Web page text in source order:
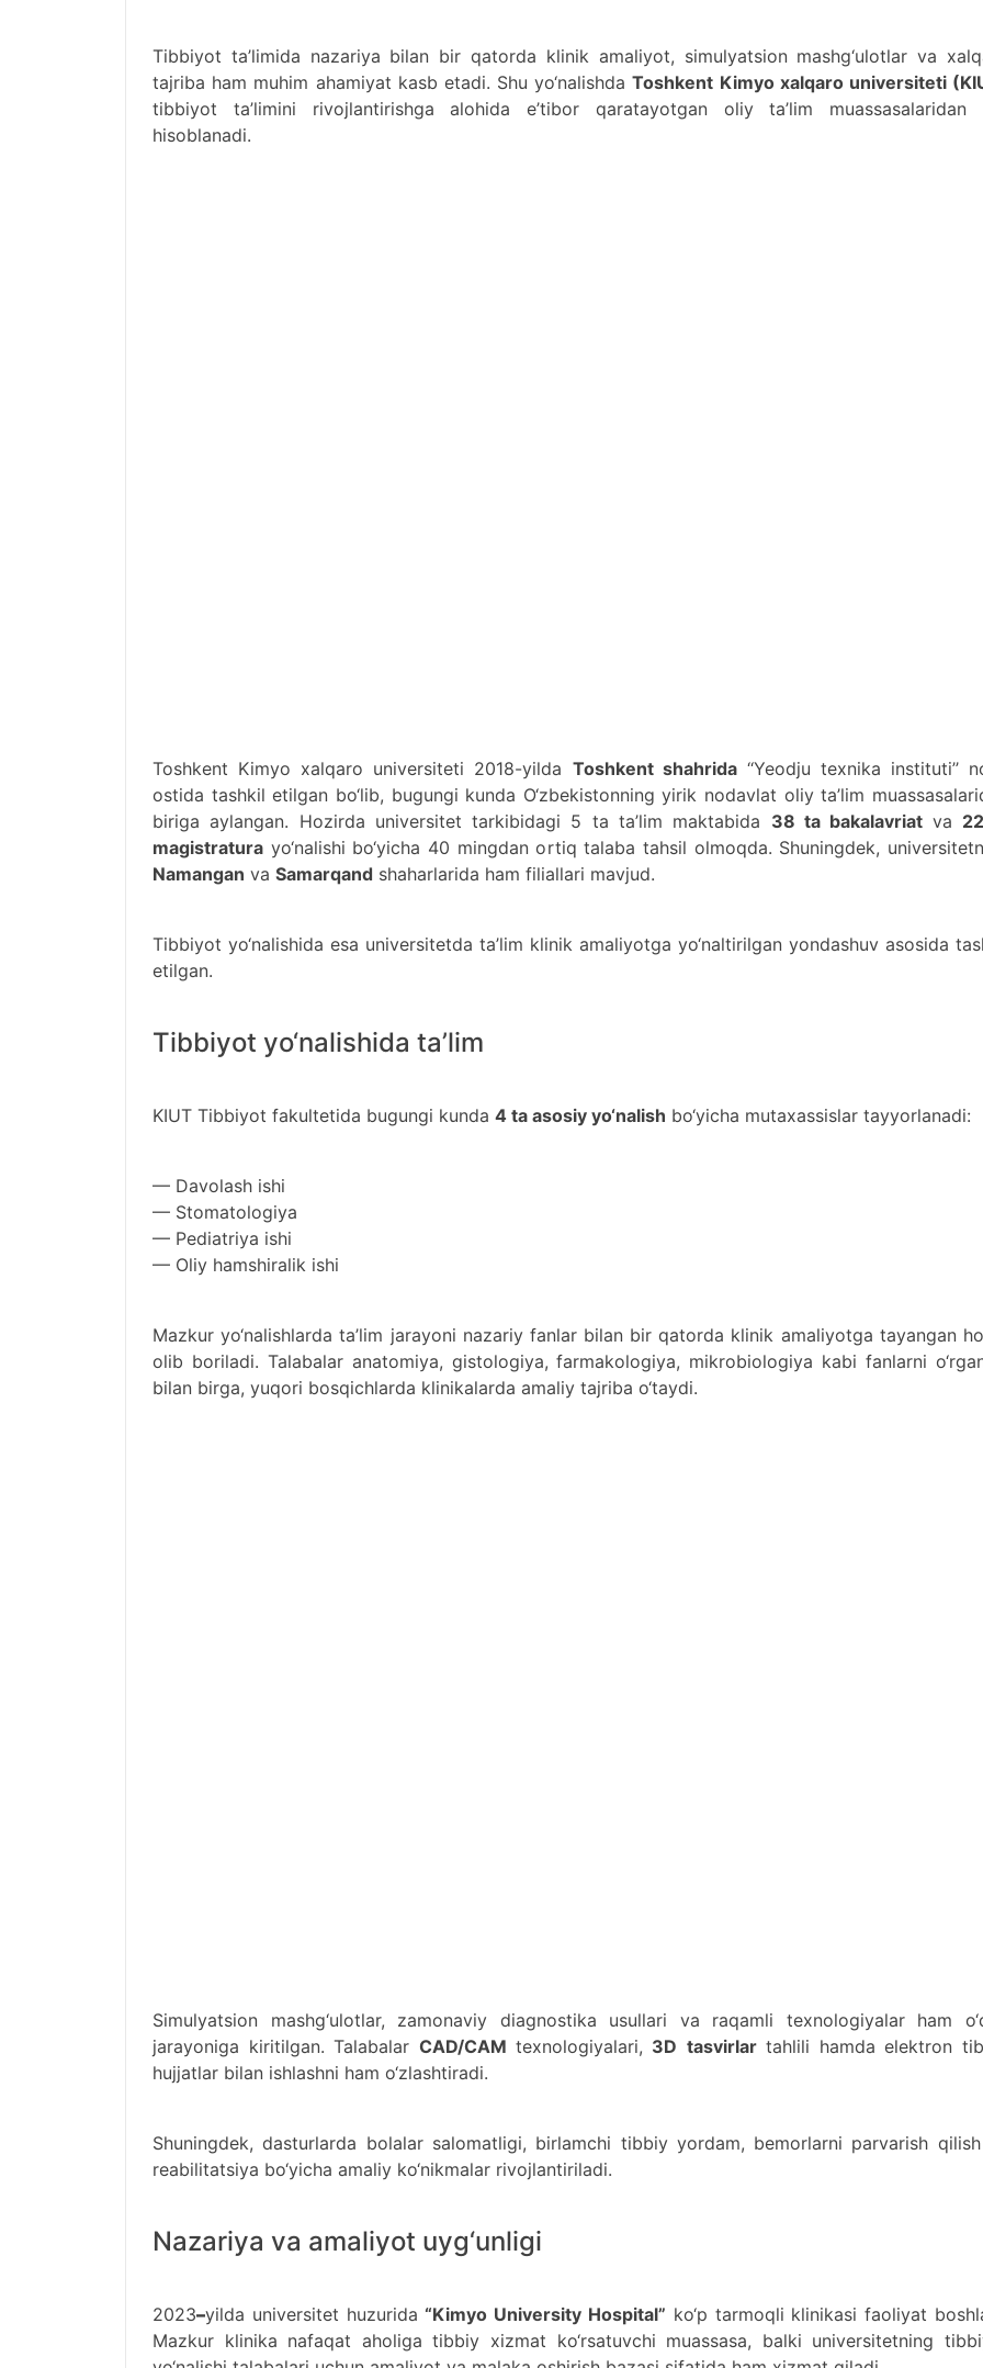
Tibbiyot ta’limida nazariya bilan bir qatorda klinik amaliyot, simulyatsion mashg‘ulotlar va
tajriba ham muhim ahamiyat kasb etadi. Shu yo‘nalishdaToshkent Kimyo xalqaro universiteti
tibbiyot ta’limini rivojlantirishga alohida e’tibor qaratayotgan oliy ta’lim muassasalaridan
hisoblanadi.
Toshkent Kimyo xalqaro universiteti 2018-yilda Toshkent shahrida‘‘Yeodju texnika instituti’’
ostida tashkil etilgan bo‘lib, bugungi kunda O‘zbekistonning yirik nodavlat oliy ta’lim
biriga aylangan. Hozirda universitet tarkibidagi 5 ta ta’lim maktabida 38 ta bakalavriat va
magistratura yo‘nalishi bo‘yicha 40 mingdan ortiq talaba tahsil olmoqda. Shuningdek,
Namangan va Samarqand shaharlarida ham filiallari mavjud.
Tibbiyot yo‘nalishida esa universitetda ta’lim klinik amaliyotga yo‘naltirilgan yondashuv asosida
etilgan.
Tibbiyot yo‘nalishida ta’lim
KIUT Tibbiyot fakultetida bugungi kunda 4 ta asosiy yo‘nalish bo‘yicha mutaxassislar tayyorlanadi:
— Davolash ishi
— Stomatologiya
— Pediatriya ishi
— Oliy hamshiralik ishi
Mazkur yo‘nalishlarda ta’lim jarayoni nazariy fanlar bilan bir qatorda klinik amaliyotga tayangan
olib boriladi. Talabalar anatomiya, gistologiya, farmakologiya, mikrobiologiya kabi fanlarni
bilan birga, yuqori bosqichlarda klinikalarda amaliy tajriba o‘taydi.
Simulyatsion mashg‘ulotlar, zamonaviy diagnostika usullari va raqamli texnologiyalar ham
jarayoniga kiritilgan. Talabalar CAD/CAM texnologiyalari, 3D tasvirlartahlili hamda elektron
hujjatlar bilan ishlashni ham o‘zlashtiradi.
Shuningdek, dasturlarda bolalar salomatligi, birlamchi tibbiy yordam, bemorlarni parvarish
reabilitatsiya bo‘yicha amaliy ko‘nikmalar rivojlantiriladi.
Nazariya va amaliyot uyg‘unligi
2023–yilda universitet huzurida “Kimyo University Hospital” ko‘p tarmoqli klinikasi faoliyat
Mazkur klinika nafaqat aholiga tibbiy xizmat ko‘rsatuvchi muassasa, balki universitetning